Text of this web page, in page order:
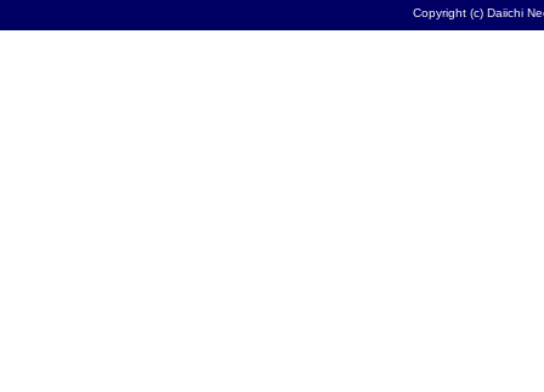
Copyright (c) Daiichi